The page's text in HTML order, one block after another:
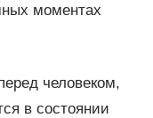
моментах
человеком,
в состоянии